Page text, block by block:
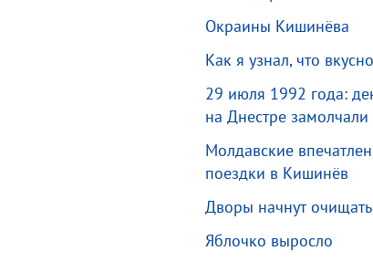
Окраины Кишинёва
Как я узнал, что
29 июля 1992 года:
на Днестре
Молдавские
поездки в Кишинёв
Дворы начнут очищать
Яблочко выросло